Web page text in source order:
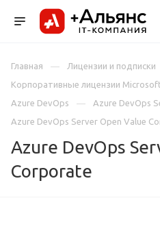
Главная
Лицензии и подписки
Корпоративные лицензии
Azure DevOps
Azure DevOps
Azure DevOps Server Open Value
Azure DevOps
Corporate